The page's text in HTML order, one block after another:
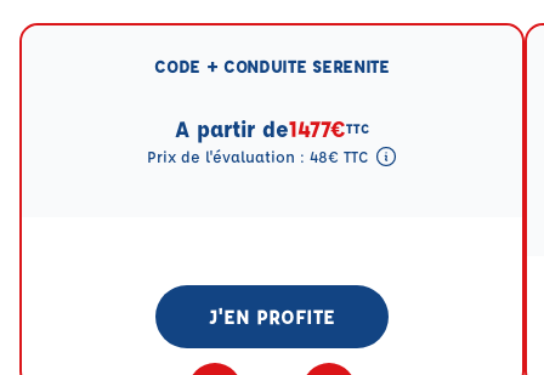
CODE + CONDUITE SERENITE
A partir de1477€TTC
Prix de l'évaluation : 48€ TTC
J'EN PROFITE